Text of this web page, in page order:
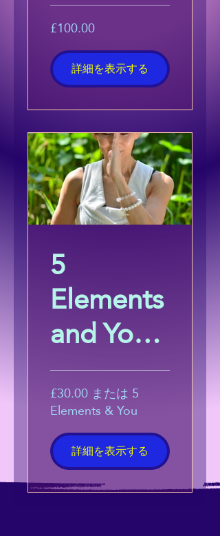
£100.00
詳細を表示する
5
Elements
and You:
Harness
the
Power of
Energetic
Alignmen
£30.00 または 5
Elements & You
詳細を表示する